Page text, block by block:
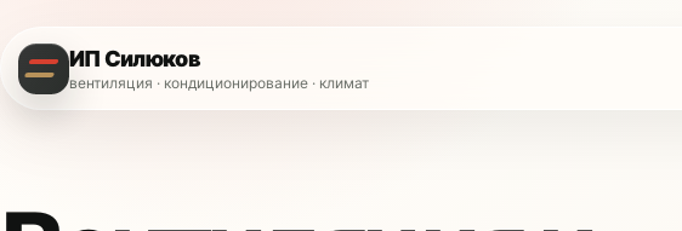
ИП Силюков
вентиляция · кондиционирование · климат